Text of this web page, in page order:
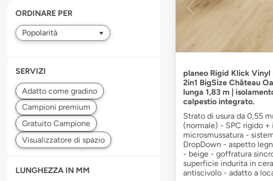
gestures.
ORDINARE PER
SERVIZI
LUNGHEZZA IN MM
planeo Rigid Klick Vinyl
2in1 BigSize Château
lunga 1,83 m |
calpestio integrato.
Strato di usura da 0,55
(normale) - SPC rigido
microsmussatura -
DropDown - aspetto
- beige - goffratura
superficie indurita in
antiscivolo - adatto a